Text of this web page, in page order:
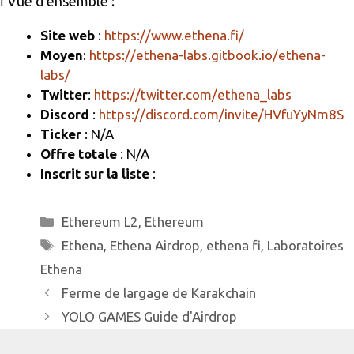
m o
k
Site web : https://www.ethena.fi/
Moyen: https://ethena-labs.gitbook.io/ethena-
labs/
Twitter: https://twitter.com/ethena_labs
Discord : https://discord.com/invite/HVfuYyNm8S
Ticker : N/A
Offre totale : N/A
Inscrit sur la liste :
Catégories
Ethereum L2 Ethereum
Étiquettes
Ethena Ethena Airdrop ethena fi Laboratoires
Ethena
Ferme de largage de Karakchain
YOLO GAMES Guide d'Airdrop